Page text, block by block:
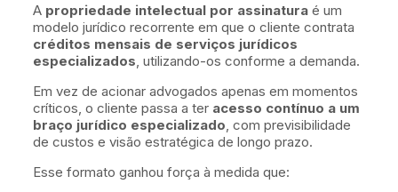
A propriedade intelectual por assinaturaé um
modelo jurídico recorrente em que o cliente contrata
créditos mensais de serviços jurídicos
especializados , utilizando-os conforme a demanda.
Em vez de acionar advogados apenas em momentos
críticos, o cliente passa a ter acesso contínuo a um
braço jurídico especializado , com previsibilidade
de custos e visão estratégica de longo prazo.
Esse formato ganhou força à medida que: